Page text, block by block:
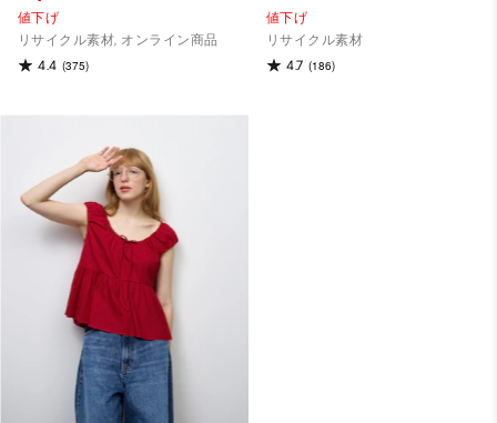
値下げ
リサイクル素材, オンライン商品
4.4 (375)
値下げ
リサイクル素材
4.7 (186)